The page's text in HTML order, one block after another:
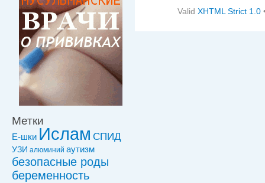
Метки
Е-шки Ислам СПИД
УЗИ алюминий аутизм
безопасные роды
беременность
ValidXHTML Strict 1.0